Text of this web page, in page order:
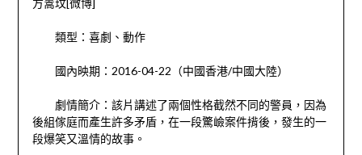
類型：喜劇、動作
國內映期：2016-04-22（中國香港/中國大陸）
劇情簡介：該片講述了兩個性格截然不同的警員，因為
後組傢庭而產生許多矛盾，在一段驚嶮案件揹後，發生的一
段爆笑又溫情的故事。